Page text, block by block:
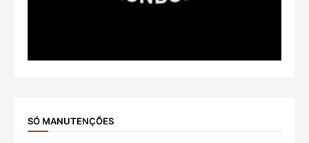
SÓ MANUTENÇÕES